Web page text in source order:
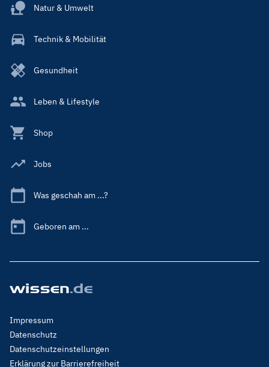
Natur & Umwelt
Technik & Mobilität
Gesundheit
Leben & Lifestyle
Shop
Jobs
Was geschah am ...?
Geboren am ...
Footer
Menu
Legal
Impressum
Datenschutz
Datenschutzeinstellungen
Erklärung zur Barrierefreiheit